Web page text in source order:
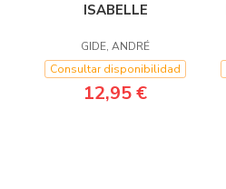
ISABELLE
GIDE, ANDRÉ
Consultar disponibilidad
12,95 €